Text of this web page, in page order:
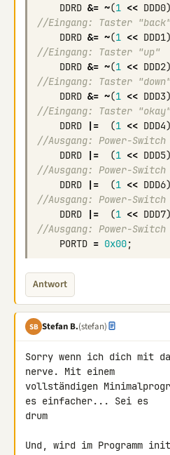
DDRD &= ~(1 << DDD0
//Eingang: Taster
DDRD &= ~(1 << DDD1
//Eingang: Taster "up"
DDRD &= ~(1 << DDD2
//Eingang: Taster
DDRD &= ~(1 << DDD3
//Eingang: Taster
DDRD
|= (1 << DDD4
//Ausgang: Power-Switch
DDRD
|= (1 << DDD5
//Ausgang: Power-
DDRD
|= (1 << DDD6
//Ausgang: Power-Switch
DDRD
|= (1 << DDD7
//Ausgang: Power-Switch
PORTD = 0x00;
Antwort
SB Stefan B.(stefan)
Sorry wenn ich dich mit
nerve. Mit einem
vollständigen
es einfacher... Sei es
drum
Und, wird im Programm